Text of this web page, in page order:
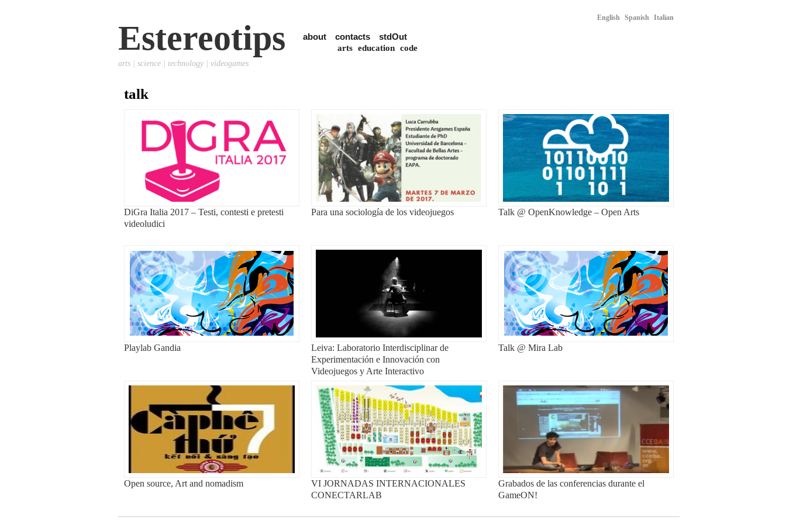
Estereotips
arts | science | technology | videogames
about contacts stdOut
arts education code
English Spanish Italian
talk
DiGra Italia 2017 – Testi, contesti e pretesti
videoludici
Para una sociología de los videojuegos Talk @ OpenKnowledge – Open Arts
Playlab Gandia
Leiva: Laboratorio Interdisciplinar de
Experimentación e Innovación con
Videojuegos y Arte Interactivo
Talk @ Mira Lab
Open source, Art and nomadism
VI JORNADAS INTERNACIONALES
CONECTARLAB
Grabados de las conferencias durante el
GameON!